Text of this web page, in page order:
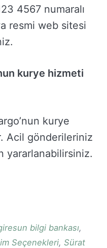
4567 numaralı
resmi web sitesi
kurye hizmeti
kurye
Acil gönderileriniz
yararlanabilirsiniz.
bilgi bankası,
Seçenekleri, Sürat